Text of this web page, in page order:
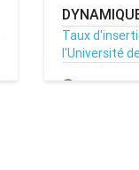
Taux
l'Université
23/11/23